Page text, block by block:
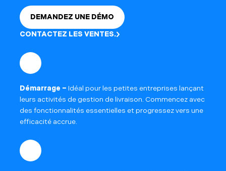
DEMANDEZ UNE DÉMO
CONTACTEZ LES VENTES.
Démarrage – Idéal pour les petites entreprises lançant
leurs activités de gestion de livraison. Commencez avec
des fonctionnalités essentielles et progressez vers une
efficacité accrue.